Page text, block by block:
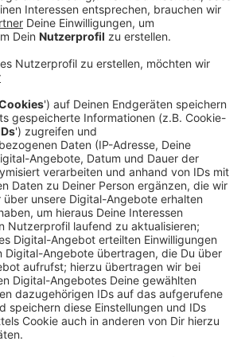
haben ihre Ergebnisse für die OB-
Weiter Richrath (SPD) an der
ist die CDU noch ein Stück weiter
Sie kommt aktuell auf rund 27%.
Auf Platz 3 landen aktuell die
kommt die SPD auf fast
Die CDU auf 24,5%, Grünen 18%.
sich ein stabiles Bild der
Im Kampf um den